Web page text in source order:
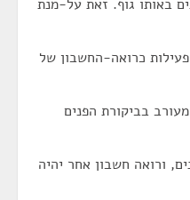
באותו גוף. זאת על-מנת
פעילות כרואה-החשבון של
בביקורת הפנים
ורואה חשבון אחר יהיה